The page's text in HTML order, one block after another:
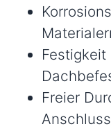
Festigkeit
Freier